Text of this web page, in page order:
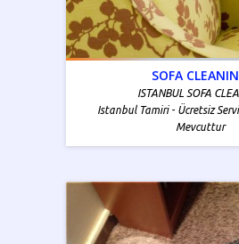
SOFA
ISTANBUL SOFA
Istanbul Tamiri - Ücretsiz
Mevcuttur